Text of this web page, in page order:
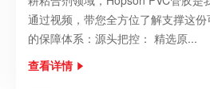
案：看得见的高品质： 视频中展
动性适中，易于均匀涂布在CP...
查看详情